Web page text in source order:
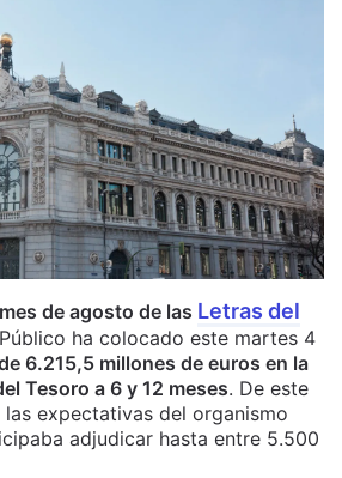
de agosto de las Letras del
ha colocado este martes 4
6.215,5 millones de euros en la
Tesoro a 6 y 12 meses. De este
expectativas del organismo
adjudicar hasta entre 5.500